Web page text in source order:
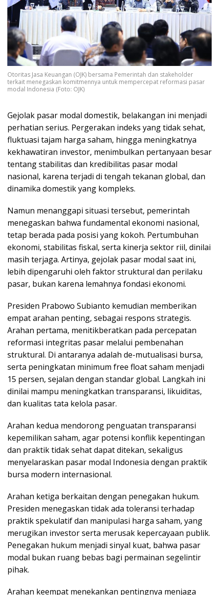
Otoritas Jasa Keuangan (OJK) bersama Pemerintah dan stakeholder
terkait menegaskan komitmennya untuk mempercepat reformasi pasar
modal Indonesia (Foto: OJK)
Gejolak pasar modal domestik, belakangan ini menjadi
perhatian serius. Pergerakan indeks yang tidak sehat,
fluktuasi tajam harga saham, hingga meningkatnya
kekhawatiran investor, menimbulkan pertanyaan besar
tentang stabilitas dan kredibilitas pasar modal
nasional, karena terjadi di tengah tekanan global, dan
dinamika domestik yang kompleks.
Namun menanggapi situasi tersebut, pemerintah
menegaskan bahwa fundamental ekonomi nasional,
tetap berada pada posisi yang kokoh. Pertumbuhan
ekonomi, stabilitas fiskal, serta kinerja sektor riil, dinilai
masih terjaga. Artinya, gejolak pasar modal saat ini,
lebih dipengaruhi oleh faktor struktural dan perilaku
pasar, bukan karena lemahnya fondasi ekonomi.
Presiden Prabowo Subianto kemudian memberikan
empat arahan penting, sebagai respons strategis.
Arahan pertama, menitikberatkan pada percepatan
reformasi integritas pasar melalui pembenahan
struktural. Di antaranya adalah de-mutualisasi bursa,
serta peningkatan minimum free float saham menjadi
15 persen, sejalan dengan standar global. Langkah ini
dinilai mampu meningkatkan transparansi, likuiditas,
dan kualitas tata kelola pasar.
Arahan kedua mendorong penguatan transparansi
kepemilikan saham, agar potensi konflik kepentingan
dan praktik tidak sehat dapat ditekan, sekaligus
menyelaraskan pasar modal Indonesia dengan praktik
bursa modern internasional.
Arahan ketiga berkaitan dengan penegakan hukum.
Presiden menegaskan tidak ada toleransi terhadap
praktik spekulatif dan manipulasi harga saham, yang
merugikan investor serta merusak kepercayaan publik.
Penegakan hukum menjadi sinyal kuat, bahwa pasar
modal bukan ruang bebas bagi permainan segelintir
pihak.
Arahan keempat menekankan pentingnya menjaga